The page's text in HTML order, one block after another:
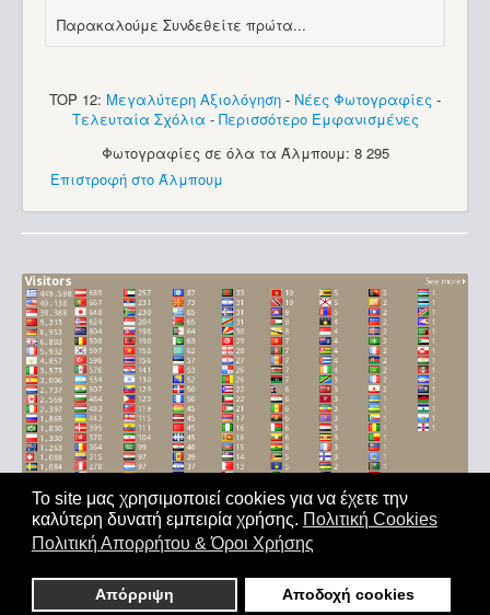
Το site μας χρησιμοποιεί cookies για να έχετε την
καλύτερη δυνατή εμπειρία χρήσης. Πολιτική Cookies
Πολιτική Απορρήτου & Όροι Χρήσης
Απόρριψη Αποδοχή cookies
Παρακαλούμε Συνδεθείτε πρώτα...
TOP 12: Μεγαλύτερη Αξιολόγηση - Νέες Φωτογραφίες -
Τελευταία Σχόλια - Περισσότερο Εμφανισμένες
Φωτογραφίες σε όλα τα Άλμπουμ: 8 295
Επιστροφή στο Άλμπουμ
Αρχική|'Οροι Χρήσης|Επικοινωνία
παντός δικαιώματος